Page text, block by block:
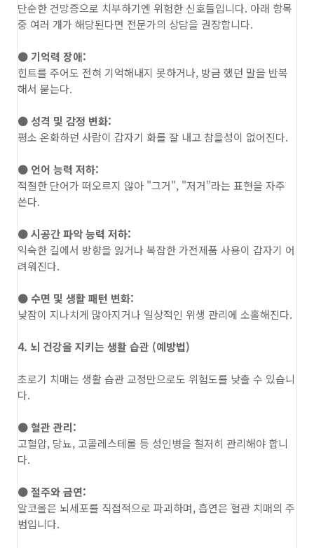
단순한 건망증으로 치부하기엔 위험한 신호들입니다. 아래 항목
중 여러 개가 해당된다면 전문가의 상담을 권장합니다.
● 기억력 장애:
힌트를 주어도 전혀 기억해내지 못하거나, 방금 했던 말을 반복
해서 묻는다.
● 성격 및 감정 변화:
평소 온화하던 사람이 갑자기 화를 잘 내고 참을성이 없어진다.
● 언어 능력 저하:
적절한 단어가 떠오르지 않아 "그거", "저거"라는 표현을 자주
쓴다.
● 시공간 파악 능력 저하:
익숙한 길에서 방향을 잃거나 복잡한 가전제품 사용이 갑자기 어
려워진다.
● 수면 및 생활 패턴 변화:
낮잠이 지나치게 많아지거나 일상적인 위생 관리에 소홀해진다.
4. 뇌 건강을 지키는 생활 습관 (예방법)
초로기 치매는 생활 습관 교정만으로도 위험도를 낮출 수 있습니
다.
● 혈관 관리:
고혈압, 당뇨, 고콜레스테롤 등 성인병을 철저히 관리해야 합니
다.
● 절주와 금연:
알코올은 뇌세포를 직접적으로 파괴하며, 흡연은 혈관 치매의 주
범입니다.